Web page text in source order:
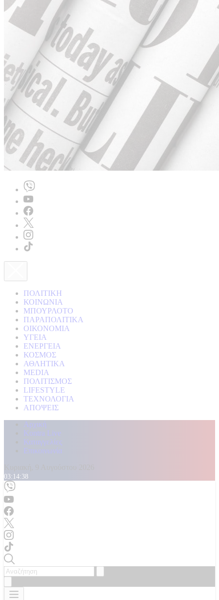
ΠΟΛΙΤΙΚΗ
ΚΟΙΝΩΝΙΑ
ΜΠΟΥΡΛΟΤΟ
ΠΑΡΑΠΟΛΙΤΙΚΑ
ΟΙΚΟΝΟΜΙΑ
ΥΓΕΙΑ
ΕΝΕΡΓΕΙΑ
ΚΟΣΜΟΣ
ΑΘΛΗΤΙΚΑ
MEDIA
ΠΟΛΙΤΙΣΜΟΣ
LIFESTYLE
ΤΕΧΝΟΛΟΓΙΑ
ΑΠΟΨΕΙΣ
Αρχική
Kontra Live
Καταγγελίες
Επικοινωνία
03:14:40